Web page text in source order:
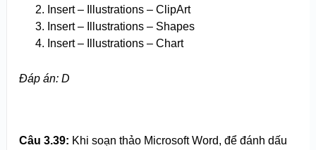
Insert – Illustrations – ClipArt
Insert – Illustrations – Shapes
Insert – Illustrations – Chart
Đáp án: D
Câu 3.39: Khi soạn thảo Microsoft Word, để đánh dấu